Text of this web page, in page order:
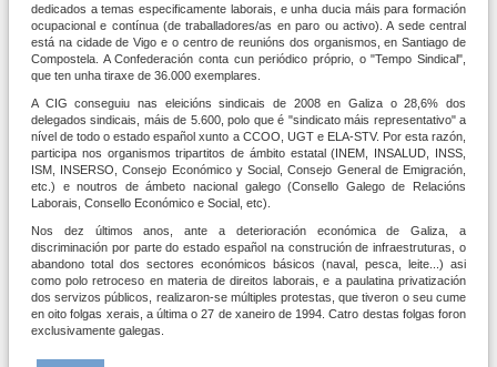
dedicados a temas especificamente laborais, e unha ducia máis para formación
ocupacional e contínua (de traballadores/as en paro ou activo). A sede central
está na cidade de Vigo e o centro de reunións dos organismos, en Santiago de
Compostela. A Confederación conta cun periódico próprio, o "Tempo Sindical",
que ten unha tiraxe de 36.000 exemplares.
A CIG conseguiu nas eleicións sindicais de 2008 en Galiza o 28,6% dos
delegados sindicais, máis de 5.600, polo que é "sindicato máis representativo" a
ní­vel de todo o estado español xunto a CCOO, UGT e ELA-STV. Por esta razón,
participa nos organismos tripartitos de ámbito estatal (INEM, INSALUD, INSS,
ISM, INSERSO, Consejo Económico y Social, Consejo General de Emigración,
etc.) e noutros de ámbeto nacional galego (Consello Galego de Relacións
Laborais, Consello Económico e Social, etc).
Nos dez últimos anos, ante a deterioración económica de Galiza, a
discriminación por parte do estado español na construción de infraestruturas, o
abandono total dos sectores económicos básicos (naval, pesca, leite...) asi
como polo retroceso en materia de direitos laborais, e a paulatina privatización
dos servizos públicos, realizaron-se múltiples protestas, que tiveron o seu cume
en oito folgas xerais, a última o 27 de xaneiro de 1994. Catro destas folgas foron
exclusivamente galegas.